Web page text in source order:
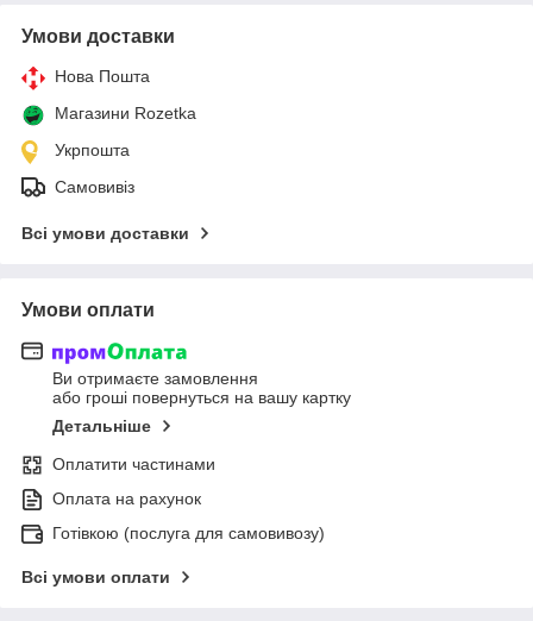
Умови доставки
Нова Пошта
Магазини Rozetka
Укрпошта
Самовивіз
Всі умови доставки
Умови оплати
Ви отримаєте замовлення
або гроші повернуться на вашу картку
Детальніше
Оплатити частинами
Оплата на рахунок
Готівкою (послуга для самовивозу)
Всі умови оплати